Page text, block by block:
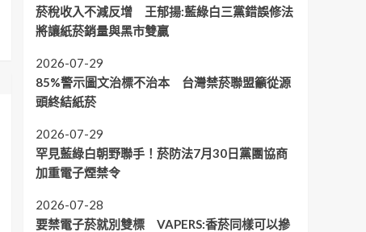
菸稅收入不減反增 王郁揚:藍綠白三黨錯誤修法
將讓紙菸銷量與黑市雙贏
2026-07-29
85%警示圖文治標不治本 台灣禁菸聯盟籲從源
頭終結紙菸
2026-07-29
罕見藍綠白朝野聯手！菸防法7月30日黨團協商
加重電子煙禁令
2026-07-28
要禁電子菸就別雙標 VAPERS:香菸同樣可以摻